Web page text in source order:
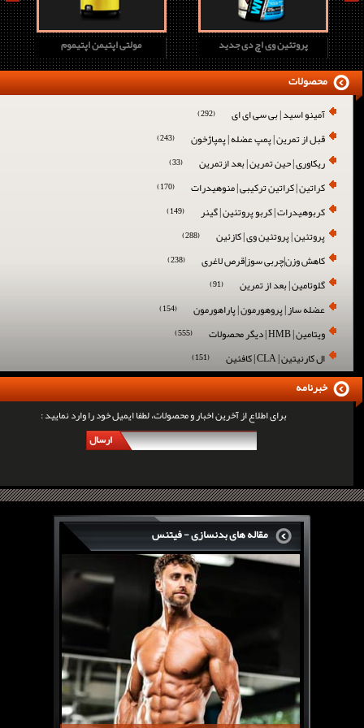
مولتی اپتیمن اپتیموم پروتئین وی اچ دی جدید
آمینو اسید | بی سی ای ای (292)
قبل از تمرین | پمپ عضله | پمپاژخون (243)
ریکاوری | حین تمرین | بعد ازتمرین (33)
کراتین | کراتین ترکیبی | منوهیدرات (170)
کربوهیدرات | کربو پروتئین | گینر (149)
پروتئین | پروتئین وی | کازئین (288)
کاهش وزن|چربی سوز|قرص لاغری (238)
گلوتامین | بعد از تمرین (91)
عضله ساز | پروهورمون | پاراهورمون (154)
ویتامین | HMB | دیگر محصولات (555)
ال کارنیتین | CLA | کافئین (151)
محصولات
برای اطلاع از آخرین اخبار و محصولات، لطفا ایمیل خود را وارد نمایید :
ارسال
خبرنامه
مقاله های بدنسازی - فیتنس
سرگی کنستانس چگونه بر روی بازو های فوق العاده...
روش های افزایش پیک بازو
فارماتون چیست؟
کلن بوترول Clenbuterol
CJC1295 | سی جی سی 1295
11 توصیه برای کاهش اشتها